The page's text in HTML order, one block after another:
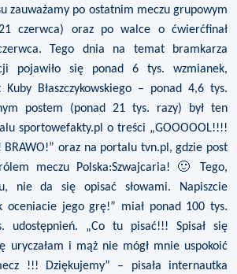
zauważamy po ostatnim meczu grupowym
czerwca) oraz po walce o ćwierćfinał
Tego dnia na temat bramkarza
pojawiło się ponad 6 tys. wzmianek,
Błaszczykowskiego – ponad 4,6 tys.
postem (ponad 21 tys. razy) był ten
sportowefakty.pl o treści „GOOOOOL!!!!
BRAWO!” oraz na portalu tvn.pl, gdzie post
meczu Polska:Szwajcaria! 🙂 Tego,
nie da się opisać słowami. Napiszcie
oceniacie jego grę!” miał ponad 100 tys.
udostępnień. „Co tu pisać!!! Spisał się
uryczałam i mąż nie mógł mnie uspokoić
!!! Dziękujemy” – pisała internautka